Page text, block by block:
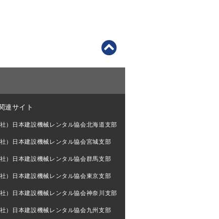
連サイト
）日本建設機械レンタル協会北海道支部
）日本建設機械レンタル協会宮城支部
）日本建設機械レンタル協会群馬支部
）日本建設機械レンタル協会東京支部
）日本建設機械レンタル協会神奈川支部
）日本建設機械レンタル協会九州支部